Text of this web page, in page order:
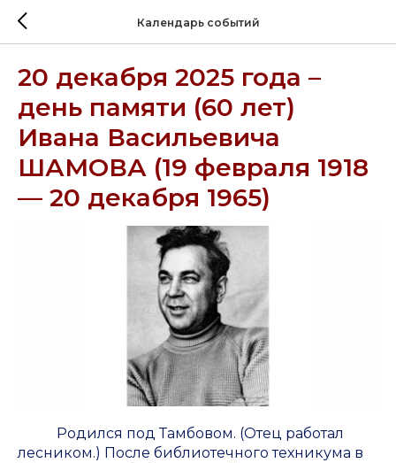
Календарь событий
20 декабря 2025 года –
день памяти (60 лет)
Ивана Васильевича
ШАМОВА (19 февраля 1918
— 20 декабря 1965)
Родился под Тамбовом. (Отец работал
лесником.) После библиотечного техникума в